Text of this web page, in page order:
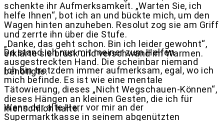
schenkte ihr Aufmerksamkeit. „Warten Sie, ich
helfe Ihnen“, bot ich an und bückte mich, um den
Wagen hinten anzuheben. Resolut zog sie am Griff
und zerrte ihn über die Stufe.
„Danke, das geht schon. Bin ich leider gewohnt“,
erklärte sie brüsk und verschwand im Warmen.
Da stand ich nun mit meiner zum Helfen
ausgestreckten Hand. Die scheinbar niemand
benötigte.
Ich bin trotzdem immer aufmerksam, egal, wo ich
mich befinde. Es ist wie eine mentale
Tätowierung, dieses „Nicht Wegschauen-Können“,
dieses Hängen an kleinen Gesten, die ich für
menschlich halte.
Wenn der alte Herr vor mir an der
Supermarktkasse in seinem abgenützten